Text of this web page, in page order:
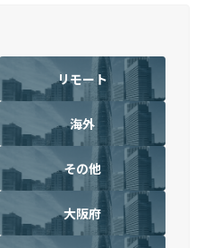
リモート
海外
その他
大阪府